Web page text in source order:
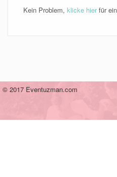
Kein Problem, klicke hierfür
© 2017 Eventuzman.com